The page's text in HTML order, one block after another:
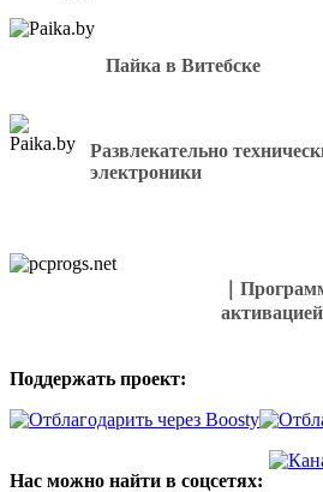
T1
T2
Пайка в Витебске
Развлекательно
электроники
｜
активацией
Поддержать проект:
Нас можно найти в соцсетях: